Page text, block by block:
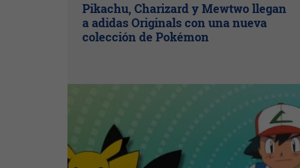
Pikachu, Charizard y Mewtwo llegan
a adidas Originals con una nueva
colección de Pokémon